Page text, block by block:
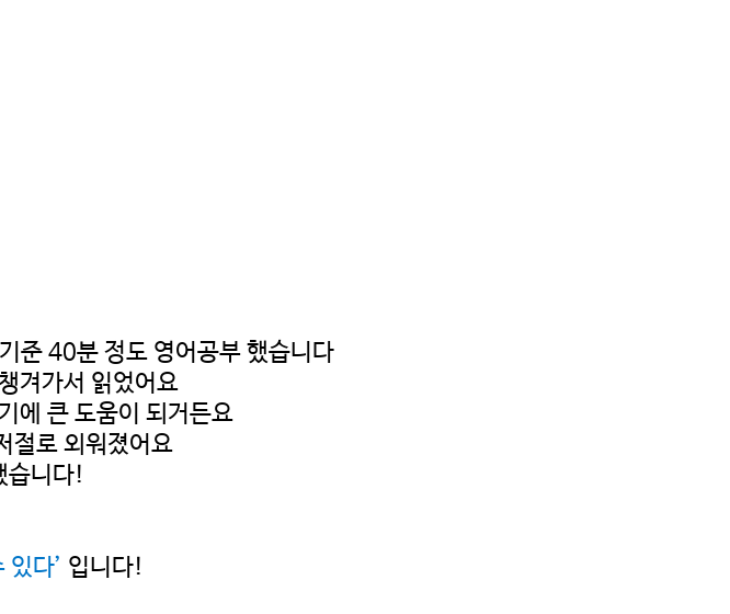
준 40분 정도 영어공부 했습니다
겨가서 읽었어요
에 큰 도움이 되거든요
절로 외워졌어요
습니다!
다’ 입니다!